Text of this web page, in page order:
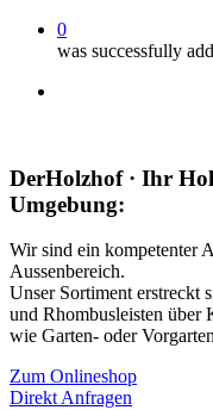
0
was successfully
DerHolzhof · Ihr
Umgebung:
Wir sind ein kompetenter
Aussenbereich.
Unser Sortiment erstreckt
und Rhombusleisten über
wie Garten- oder
Zum Onlineshop
Direkt Anfragen